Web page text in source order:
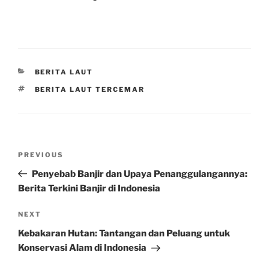
CATEGORIES
BERITA LAUT
TAGS
BERITA LAUT TERCEMAR
Previous
Post
PREVIOUS
Penyebab Banjir dan Upaya Penanggulangannya:
Berita Terkini Banjir di Indonesia
Next
Post
NEXT
Kebakaran Hutan: Tantangan dan Peluang untuk
Konservasi Alam di Indonesia